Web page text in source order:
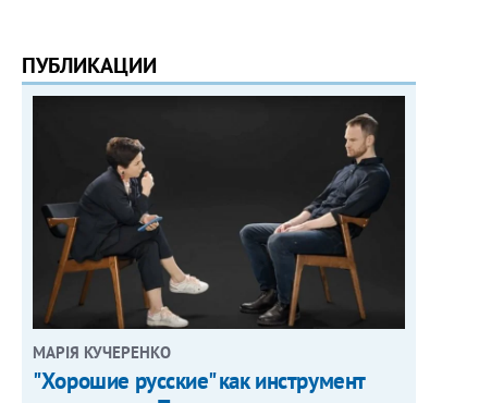
ПУБЛИКАЦИИ
МАРІЯ КУЧЕРЕНКО
"Хорошие русские" как инструмент